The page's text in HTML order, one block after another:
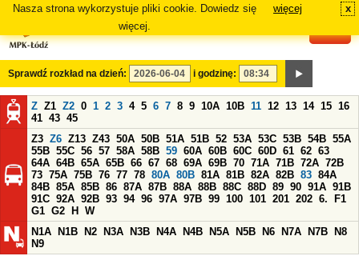
Nasza strona wykorzystuje pliki cookie. Dowiedz się
więcej.
więcej x
Sprawdź rozkład na dzień: i godzinę:
Z Z1 Z2 0 1 2 3 4 5 6 7 8 9 10A 10B 11 12 13 14 15 16
41 43 45
Z3 Z6 Z13 Z43 50A 50B 51A 51B 52 53A 53C 53B 54B 55A
55B 55C 56 57 58A 58B 59 60A 60B 60C 60D 61 62 63
64A 64B 65A 65B 66 67 68 69A 69B 70 71A 71B 72A 72B
73 75A 75B 76 77 78 80A 80B 81A 81B 82A 82B 83 84A
84B 85A 85B 86 87A 87B 88A 88B 88C 88D 89 90 91A 91B
91C 92A 92B 93 94 96 97A 97B 99 100 101 201 202 6.
F1
G1 G2 H
W
N1A
N1B N2 N3A N3B N4A N4B N5A N5B N6 N7A N7B
N8
N9